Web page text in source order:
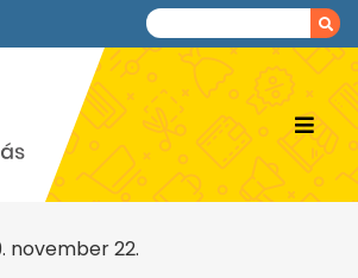
november 22.